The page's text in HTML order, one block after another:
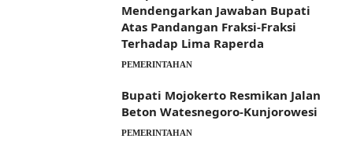
Mendengarkan Jawaban Bupati
Atas Pandangan Fraksi-Fraksi
Terhadap Lima Raperda
PEMERINTAHAN
Bupati Mojokerto Resmikan Jalan
Beton Watesnegoro-Kunjorowesi
PEMERINTAHAN